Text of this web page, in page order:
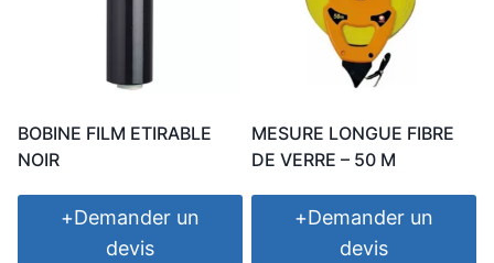
BOBINE FILM ETIRABLE
NOIR
+Demander un
devis
MESURE LONGUE FIBRE
DE VERRE – 50 M
+Demander un
devis